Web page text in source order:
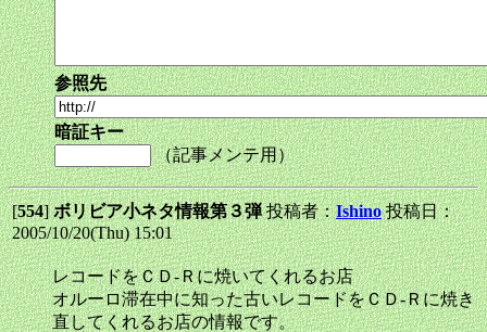
参照先
暗証キー
（記事メンテ用）
[554]ボリビア小ネタ情報第３弾投稿者：Ishino 投稿日：
2005/10/20(Thu) 15:01
レコードをＣＤ-Ｒに焼いてくれるお店
オルーロ滞在中に知った古いレコードをＣＤ-Ｒに焼き
直してくれるお店の情報です。